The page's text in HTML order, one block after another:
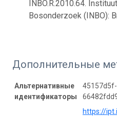
INBO.R.2010.64.
Bosonderzoek (INBO):
Дополнительные
Альтернативные
идентификаторы
https://